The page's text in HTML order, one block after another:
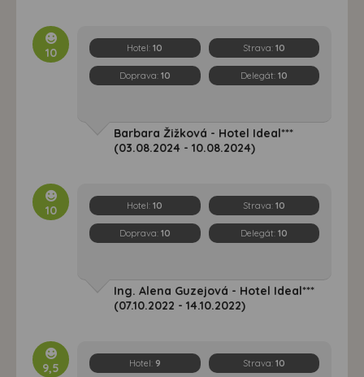
10 Hotel:10 Strava: 10
Doprava: 10 Delegát: 10
Barbara Žižková - Hotel Ideal***
(03.08.2024 - 10.08.2024)
10 Hotel:10 Strava: 10
Doprava: 10 Delegát: 10
Ing. Alena Guzejová - Hotel Ideal***
(07.10.2022 - 14.10.2022)
9,5 Hotel: 9 Strava: 10